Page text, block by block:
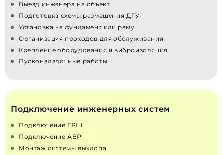
Выезд инженера на объект
Подготовка схемы размещения ДГУ
Установка на фундамент или раму
Организация проходов для обслуживания
Крепление оборудования и виброизоляция
Пусконаладочные работы
Подключение инженерных систем
Подключение ГРЩ
Подключение АВР
Монтаж системы выхлопа